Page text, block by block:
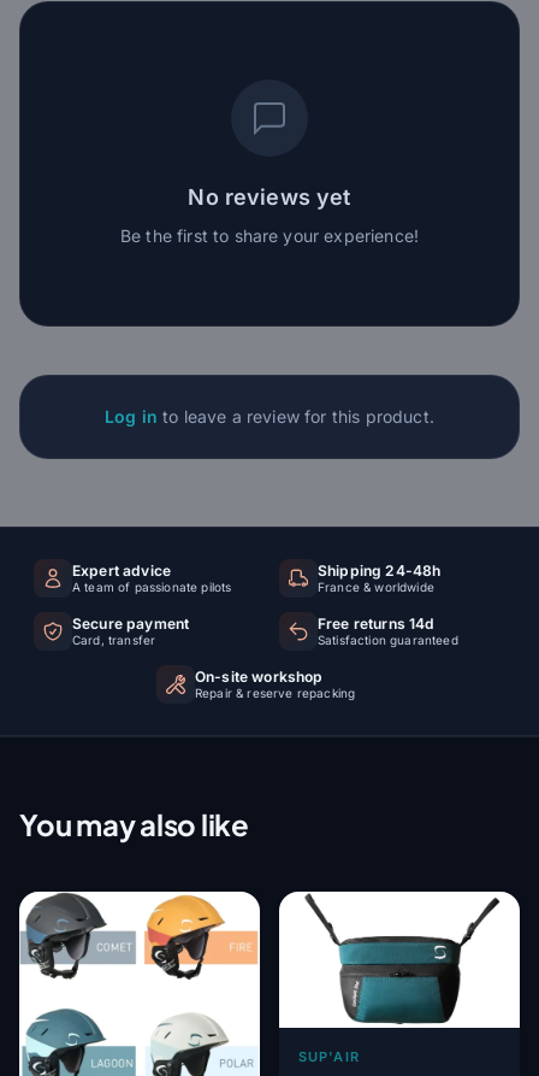
No reviews yet
Be the first to share your experience!
Log in to leave a review for this product.
Expert advice
A team of passionate pilots
Shipping 24-48h
France & worldwide
Secure payment
Card, transfer
Free returns 14d
Satisfaction guaranteed
On-site workshop
Repair & reserve repacking
You may also like
SUP'AIR